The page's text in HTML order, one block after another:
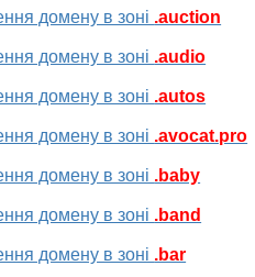
домену в зоні .auction
домену в зоні .audio
домену в зоні .autos
домену в зоні .avocat.pro
домену в зоні .baby
домену в зоні .band
домену в зоні .bar